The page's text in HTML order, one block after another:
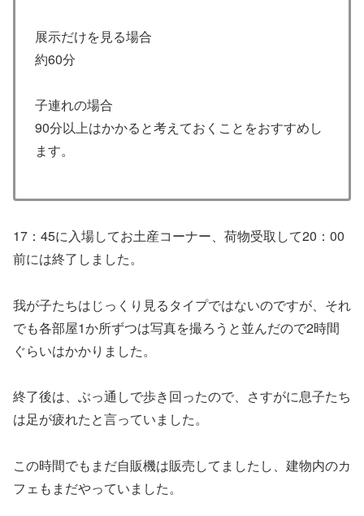
展示だけを見る場合
約60分
子連れの場合
90分以上はかかると考えておくことをおすすめし
ます。
17：45に入場してお土産コーナー、荷物受取して20：00
前には終了しました。
我が子たちはじっくり見るタイプではないのですが、それ
でも各部屋1か所ずつは写真を撮ろうと並んだので2時間
ぐらいはかかりました。
終了後は、ぶっ通しで歩き回ったので、さすがに息子たち
は足が疲れたと言っていました。
この時間でもまだ自販機は販売してましたし、建物内のカ
フェもまだやっていました。